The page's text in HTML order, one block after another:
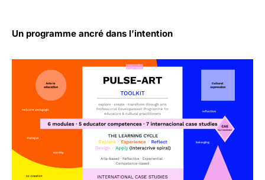
Un programme ancré dans l’intention